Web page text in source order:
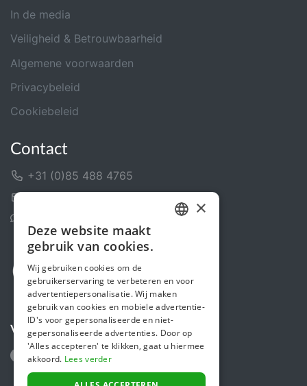
In de media
Veiligheid & Betrouwbaarheid
Algemene voorwaarden
Privacybeleid
Cookiebeleid
Contact
+31 (0)85 488 4765
Volg ons
ENGLISH
×
Deze website maakt
gebruik van cookies.
Wij gebruiken cookies om de
gebruikerservaring te verbeteren en voor
advertentiepersonalisatie. Wij maken
gebruik van cookies en mobiele advertentie-
ID's voor gepersonaliseerde en niet-
gepersonaliseerde advertenties. Door op
'Alles accepteren' te klikken, gaat u hiermee
akkoord. Lees verder